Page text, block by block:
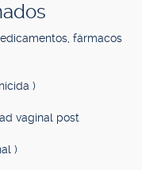
fármacos
)
vaginal post
)